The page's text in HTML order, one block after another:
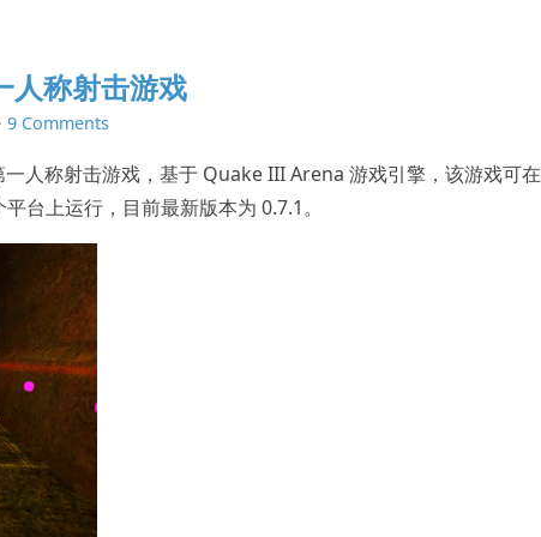
称射击游戏
9 Comments
人称射击游戏，基于 Quake III Arena 游戏引擎，该游戏可在
台上运行，目前最新版本为 0.7.1。